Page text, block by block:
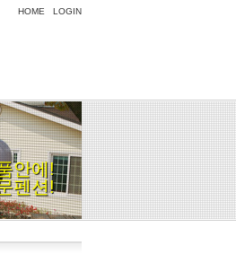
HOME LOGIN
안에!
펜션!